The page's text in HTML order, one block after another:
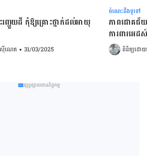
រញ្ជួយដី កុំឱ្យគ្រោះថ្នាក់ដល់អាយុ
ស៊ីណេត • 31/03/2025
ចំណេះដឹងទូទៅ
ភាពជោគជ័យ
ការពារអេ
ពិនិត្យដោ
ផ្សព្វផ្សាយពាណិជ្ជកម្ម